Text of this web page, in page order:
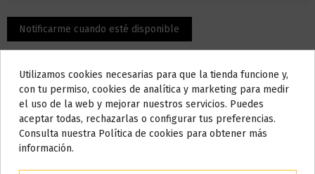
Descripción
Do not show again.
AVISO IMPORTANTE
Nos tomamos unos días
Utilizamos cookies necesarias para que la tienda funcione y,
con tu permiso, cookies de analítica y marketing para medir
el uso de la web y mejorar nuestros servicios. Puedes
aceptar todas, rechazarlas o configurar tus preferencias.
Consulta nuestra Política de cookies para obtener más
información.